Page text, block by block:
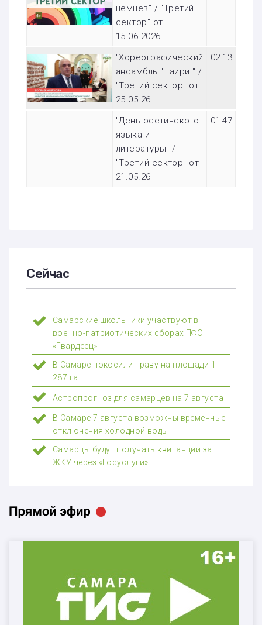
немцев" / "Третий
сектор" от
15.06.2026
"Хореографический
ансамбль "Наири"" /
"Третий сектор" от
25.05.26
02:13
"День осетинского
языка и
литературы" /
"Третий сектор" от
21.05.26
01:47
Сейчас
Самарские школьники участвуют в
военно-патриотических сборах ПФО
«Гвардеец»
В Самаре покосили траву на площади 1
287 га
Астропрогноз для самарцев на 7 августа
В Самаре 7 августа возможны временные
отключения холодной воды
Самарцы будут получать квитанции за
ЖКУ через «Госуслуги»